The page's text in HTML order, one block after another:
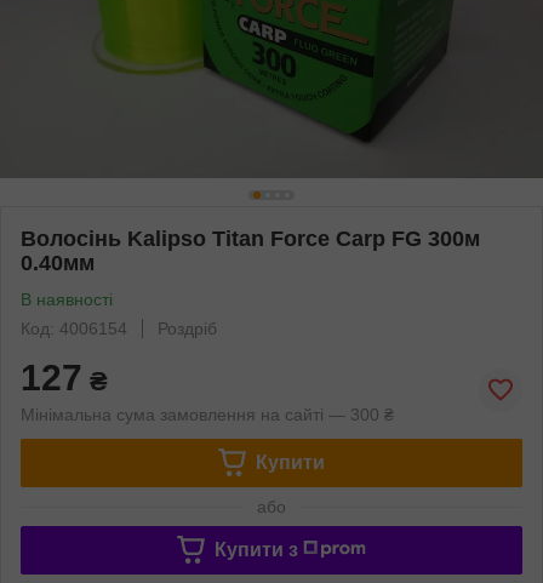
Волосінь Kalipso Titan Force Carp FG 300м
0.40мм
В наявності
Код: 4006154
Роздріб
127 ₴
Мінімальна сума замовлення на сайті — 300 ₴
Купити
або
Купити з